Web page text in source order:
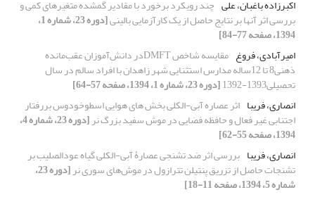
اکبرزاده باغبان، علی چند رویکرد برخورد با مقادیر گمشده‌ متغیرهای کمی و
بررسی اثر آنها بر نتایج حاصل از یک کارآزمایی‌ بالینی [دوره 23، شماره 1،
1394، صفحه 77-84]
امیرآبادی، فروغ
مقایسه شاخص DMFTدر دانش‌آموزان عقب‌مانده
ذهنی8 تا 12ساله مدارس استثنایی شهر زاهدان با افراد سالم در سال
تحصیلی1393-1392
[دوره 23، شماره 1، 1394، صفحه 57-64]
انصاری، فریبا اثر عصاره آبی-الکلی بخش های هوایی اسطوخودوس بررفتار
اجتنابی غیر فعال و حافظه فضایی در موش سفید بزرگ نر [دوره 23، شماره 4،
1394، صفحه 55-62]
انصاری، فریبا بررسی اثر ضد تشنجی عصارۀ آبی-الکلی گیاه عودالصلیب بر
تشنجات حاصل از تزریق پنتیلن تترازول در موش‌های سوری نر [دوره 23،
شماره 5، 1394، صفحه 11-18]